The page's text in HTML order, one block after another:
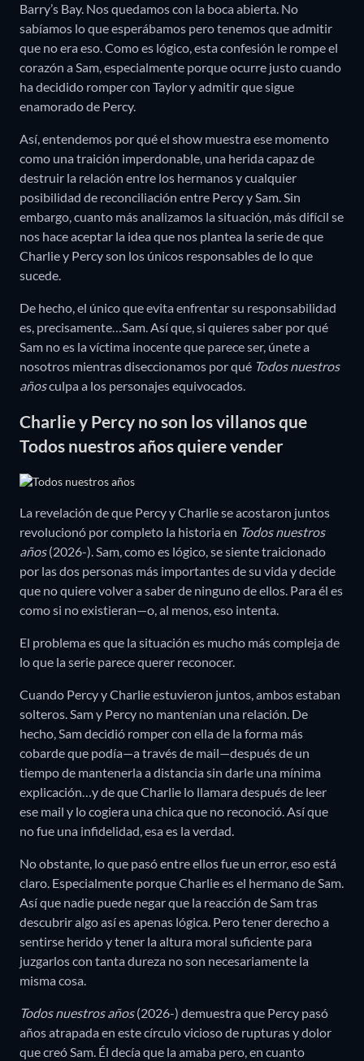
Barry’s Bay. Nos quedamos con la boca abierta. No
sabíamos lo que esperábamos pero tenemos que admitir
que no era eso. Como es lógico, esta confesión le rompe el
corazón a Sam, especialmente porque ocurre justo cuando
ha decidido romper con Taylor y admitir que sigue
enamorado de Percy.
Así, entendemos por qué el show muestra ese momento
como una traición imperdonable, una herida capaz de
destruir la relación entre los hermanos y cualquier
posibilidad de reconciliación entre Percy y Sam. Sin
embargo, cuanto más analizamos la situación, más difícil se
nos hace aceptar la idea que nos plantea la serie de que
Charlie y Percy son los únicos responsables de lo que
sucede.
De hecho, el único que evita enfrentar su responsabilidad
es, precisamente…Sam. Así que, si quieres saber por qué
Sam no es la víctima inocente que parece ser, únete a
nosotros mientras diseccionamos por qué Todos nuestros
añosculpa a los personajes equivocados.
Charlie y Percy no son los villanos que
Todos nuestros años quiere vender
La revelación de que Percy y Charlie se acostaron juntos
revolucionó por completo la historia en Todos nuestros
años(2026-). Sam, como es lógico, se siente traicionado
por las dos personas más importantes de su vida y decide
que no quiere volver a saber de ninguno de ellos. Para él es
como si no existieran—o, al menos, eso intenta.
El problema es que la situación es mucho más compleja de
lo que la serie parece querer reconocer.
Cuando Percy y Charlie estuvieron juntos, ambos estaban
solteros. Sam y Percy no mantenían una relación. De
hecho, Sam decidió romper con ella de la forma más
cobarde que podía—a través de mail—después de un
tiempo de mantenerla a distancia sin darle una mínima
explicación…y de que Charlie lo llamara después de leer
ese mail y lo cogiera una chica que no reconoció. Así que
no fue una infidelidad, esa es la verdad.
No obstante, lo que pasó entre ellos fue un error, eso está
claro. Especialmente porque Charlie es el hermano de Sam.
Así que nadie puede negar que la reacción de Sam tras
descubrir algo así es apenas lógica. Pero tener derecho a
sentirse herido y tener la altura moral suficiente para
juzgarlos con tanta dureza no son necesariamente la
misma cosa.
Todos nuestros años(2026-) demuestra que Percy pasó
años atrapada en este círculo vicioso de rupturas y dolor
que creó Sam. Él decía que la amaba pero, en cuanto